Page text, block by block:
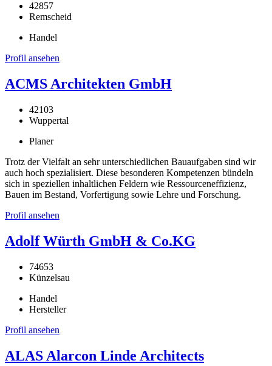
42857
Remscheid
Handel
Profil ansehen
ACMS Architekten GmbH
42103
Wuppertal
Planer
Trotz der Vielfalt an sehr unterschiedlichen Bauaufgaben sind wir
auch hoch spezialisiert. Diese besonderen Kompetenzen bündeln
sich in speziellen inhaltlichen Feldern wie Ressourceneffizienz,
Bauen im Bestand, Vorfertigung sowie Lehre und Forschung.
Profil ansehen
Adolf Würth GmbH & Co.KG
74653
Künzelsau
Handel
Hersteller
Profil ansehen
ALAS Alarcon Linde Architects